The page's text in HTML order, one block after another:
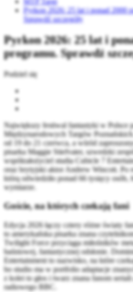
Pyrkon 2026: 25 lat i ponad 2000
Sprawdź szczegóły
Pyrkon 2026: 25 lat i
programu. Sprawdź
Podziel się
Największy festiwal fantastyki w Polsce
Międzynarodowych Targów
od 19 do 21 czerwca, a wśród
pisarka Maggie Stiefvater, szwedzki
współzałożyciel studia Cubicle 7
oraz brytyjski aktor Andrew Wincott. Po
którą odwiedziło ponad 66 tysięcy osób,
wymiarze.
Goście, na których czekają fani
Edycja 2026 łączy cztery różne światy
to amerykańska pisarka znana
Twilight Force przyciąga miłośników
baśniowej, fantastycznej odsłonie.
Entertainment to nazwisko, na które
bo studio ma w portfolio adaptacje
z kolei to głos i twarz znana fanom
radiowego BBC.